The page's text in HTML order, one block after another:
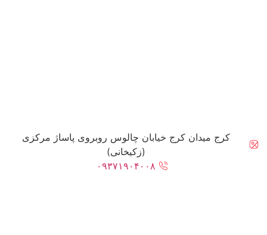
کرج میدان کرج خیابان چالوس روبروی پاساژ مرکزی
(زکیخانی)
۰۹۳۷۱۹۰۴۰۰۸